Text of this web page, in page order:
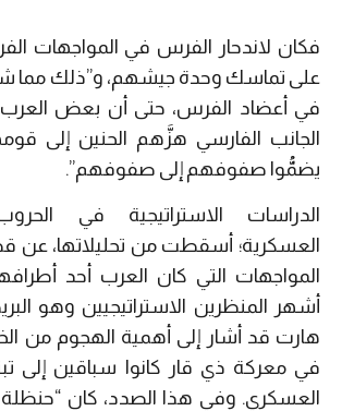
فكان لاندحار الفرس في المواجهات
على تماسك وحدة جيشهم، و”ذلك مما
في أعضاد الفرس، حتى أن بعض العرب
الجانب الفارسي هزَّهم الحنين إلى
يضمُّوا صفوفهم إلى صفوفهم”.
الدراسات الاستراتيجية في
العسكرية؛ أسقطت من تحليلاتها، عن
المواجهات التي كان العرب أحد
أشهر المنظرين الاستراتيجيين وهو
هارت قد أشار إلى أهمية الهجوم من
في معركة ذي قار كانوا سباقين إلى
العسكري. وفي هذا الصدد، كان “حنظلة